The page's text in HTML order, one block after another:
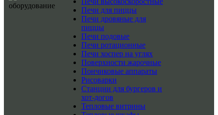
Печи для пиццы
Печи дровяные для
пиццы
Печи подовые
Печи ротационные
Печи хоспер на углях
Поверхности жарочные
Пончиковые аппараты
Рисоварки
Станции для бургеров и
хот-догов
Тепловые витрины